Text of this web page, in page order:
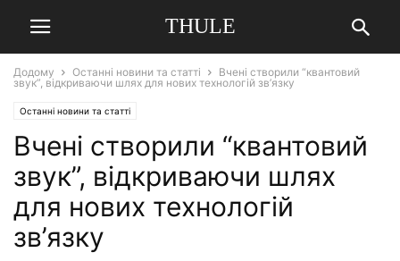
THULE
Додому Останні новини та статті
Вчені створили “квантовий
звук”, відкриваючи шлях для нових технологій зв’язку
Останні новини та статті
Вчені створили “квантовий
звук”, відкриваючи шлях
для нових технологій
зв’язку